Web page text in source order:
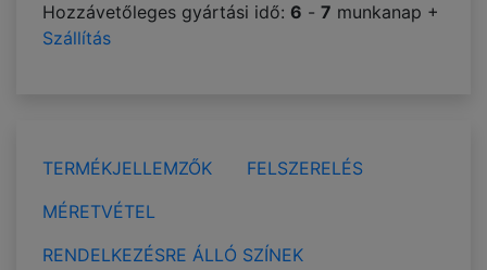
Hozzávetőleges gyártási idő: 6 - 7 munkanap +
Szállítás
TERMÉKJELLEMZŐK
FELSZERELÉS
MÉRETVÉTEL
RENDELKEZÉSRE ÁLLÓ SZÍNEK